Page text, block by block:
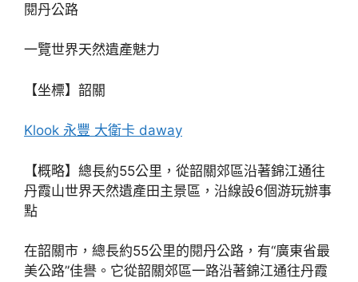
閱丹公路
一覽世界天然遺產魅力
【坐標】韶關
Klook 永豐 大衛卡 daway
【概略】總長約55公里，從韶關郊區沿著錦江通往
丹霞山世界天然遺產田主景區，沿線設6個游玩辦事
點
在韶關市，總長約55公里的閱丹公路，有“廣東省最
美公路”佳譽。它從韶關郊區一路沿著錦江通往丹霞